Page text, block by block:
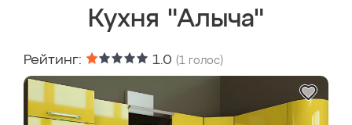
Кухня "Алыча"
Рейтинг: 1.0 (1 голос)